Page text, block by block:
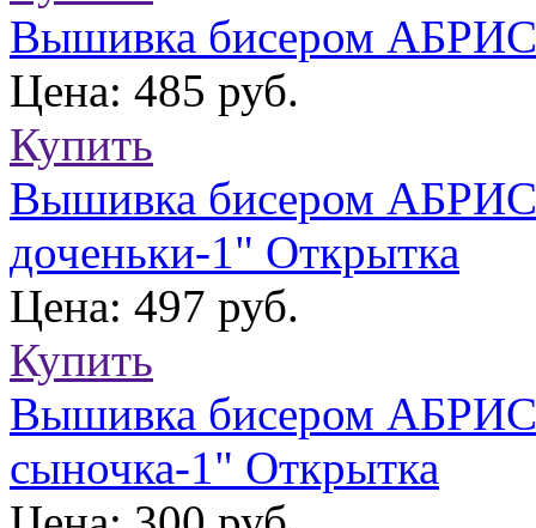
Вышивка бисером
Цена: 485 руб.
Купить
Вышивка бисером
доченьки-1" Открытка
Цена: 497 руб.
Купить
Вышивка бисером
сыночка-1" Открытка